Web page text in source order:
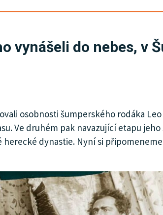
vynášeli do nebes, v
osobnosti šumperského rodáka
Ve druhém pak navazující etapu
dynastie. Nyní si